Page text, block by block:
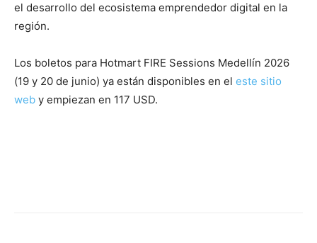
el desarrollo del ecosistema emprendedor digital en la
región.
Los boletos para Hotmart FIRE Sessions Medellín 2026
(19 y 20 de junio) ya están disponibles en el este sitio
web y empiezan en 117 USD.